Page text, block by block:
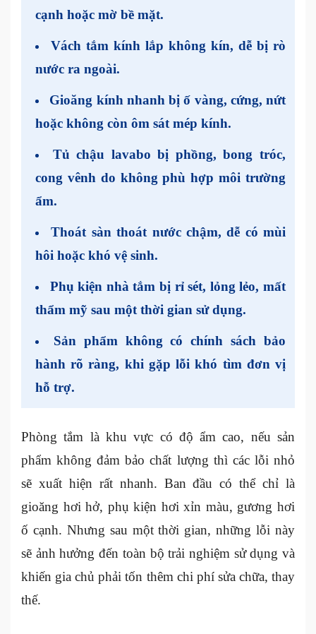
cạnh hoặc mờ bề mặt.
Vách tắm kính lắp không kín, dễ bị rò
nước ra ngoài.
Gioăng kính nhanh bị ố vàng, cứng, nứt
hoặc không còn ôm sát mép kính.
Tủ chậu lavabo bị phồng, bong tróc,
cong vênh do không phù hợp môi trường
ẩm.
Thoát sàn thoát nước chậm, dễ có mùi
hôi hoặc khó vệ sinh.
Phụ kiện nhà tắm bị rỉ sét, lỏng lẻo, mất
thẩm mỹ sau một thời gian sử dụng.
Sản phẩm không có chính sách bảo
hành rõ ràng, khi gặp lỗi khó tìm đơn vị
hỗ trợ.
Phòng tắm là khu vực có độ ẩm cao, nếu sản
phẩm không đảm bảo chất lượng thì các lỗi nhỏ
sẽ xuất hiện rất nhanh. Ban đầu có thể chỉ là
gioăng hơi hở, phụ kiện hơi xỉn màu, gương hơi
ố cạnh. Nhưng sau một thời gian, những lỗi này
sẽ ảnh hưởng đến toàn bộ trải nghiệm sử dụng và
khiến gia chủ phải tốn thêm chi phí sửa chữa, thay
thế.